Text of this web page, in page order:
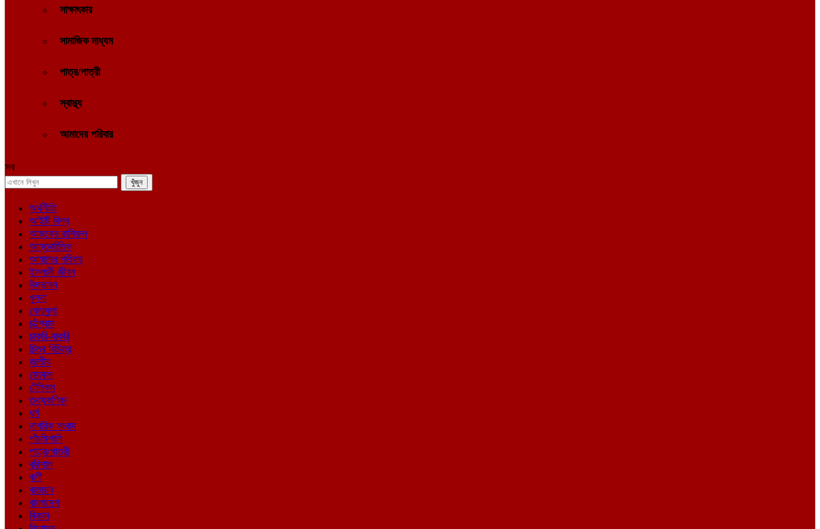
সাক্ষাৎকার
সামাজিক মাধ্যম
পাত্র/পাত্রী
স্বাস্থ্য
আমাদের পরিবার
সব
অর্থনীতি
আইটি বিশ্ব
আজকের রাশিফল
আন্তর্জাতিক
আমাদের পরিবার
ইসলামী জীবন
উদ্ভাবন
খুলনা
খেলাধুলা
চট্টগ্রাম
চাকরি-বাকরি
চিত্র বিচিত্র
জাতীয়
জোকস
টেলিকম
তথ্যকণিকা
ধর্ম
নাগরিক সংবাদ
পাঁচমিশালি
পাত্র/পাত্রী
বরিশাল
বাণী
বাতায়ন
বাংলাদেশ
বিজ্ঞান